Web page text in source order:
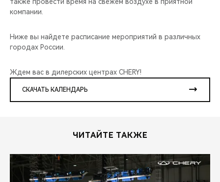
компании.
Ниже вы найдете расписание мероприятий в различных
городах России.
Ждем вас в дилерских центрах CHERY!
СКАЧАТЬ КАЛЕНДАРЬ
ЧИТАЙТЕ ТАКЖЕ